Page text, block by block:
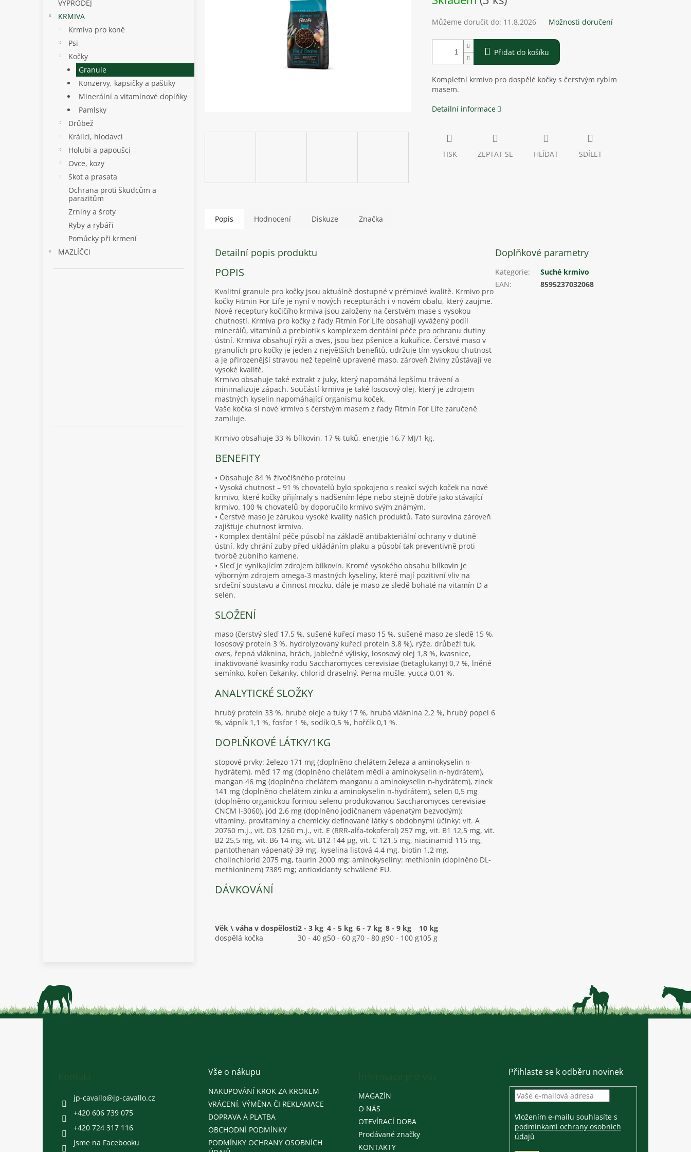
VÝPRODEJ
KRMIVA
Krmiva pro koně
Psi
Kočky
Granule
Konzervy, kapsičky a paštiky
Minerální a vitamínové doplňky
Pamlsky
Drůbež
Králíci, hlodavci
Holubi a papoušci
Ovce, kozy
Skot a prasata
Ochrana proti škudcům a
parazitům
Zrniny a šroty
Ryby a rybáři
Pomůcky při krmení
MAZLÍČCI
Můžeme doručit do: 11.8.2026 Možnosti doručení
Přidat do košíku
Kompletní krmivo pro dospělé kočky s čerstvým rybím
masem.
Detailní informace
TISK ZEPTAT SE HLÍDAT SDÍLET
Popis Hodnocení Diskuze Značka
Detailní popis produktu
POPIS
Kvalitní granule pro kočky jsou aktuálně dostupné v prémiové kvalitě. Krmivo pro
kočky Fitmin For Life je nyní v nových recepturách i v novém obalu, který zaujme.
Nové receptury kočičího krmiva jsou založeny na čerstvém mase s vysokou
chutností. Krmiva pro kočky z řady Fitmin For Life obsahují vyvážený podíl
minerálů, vitamínů a prebiotik s komplexem dentální péče pro ochranu dutiny
ústní. Krmiva obsahují rýži a oves, jsou bez pšenice a kukuřice. Čerstvé maso v
granulích pro kočky je jeden z největších benefitů, udržuje tím vysokou chutnost
a je přirozenější stravou než tepelně upravené maso, zároveň živiny zůstávají ve
vysoké kvalitě.
Krmivo obsahuje také extrakt z juky, který napomáhá lepšímu trávení a
minimalizuje zápach. Součástí krmiva je také lososový olej, který je zdrojem
mastných kyselin napomáhající organismu koček.
Vaše kočka si nové krmivo s čerstvým masem z řady Fitmin For Life zaručeně
zamiluje.
Krmivo obsahuje 33 % bílkovin, 17 % tuků, energie 16,7 MJ/1 kg.
BENEFITY
• Obsahuje 84 % živočišného proteinu
• Vysoká chutnost – 91 % chovatelů bylo spokojeno s reakcí svých koček na nové
krmivo, které kočky přijímaly s nadšením lépe nebo stejně dobře jako stávající
krmivo. 100 % chovatelů by doporučilo krmivo svým známým.
• Čerstvé maso je zárukou vysoké kvality našich produktů. Tato surovina zároveň
zajišťuje chutnost krmiva.
• Komplex dentální péče působí na základě antibakteriální ochrany v dutině
ústní, kdy chrání zuby před ukládáním plaku a působí tak preventivně proti
tvorbě zubního kamene.
• Sleď je vynikajícím zdrojem bílkovin. Kromě vysokého obsahu bílkovin je
výborným zdrojem omega-3 mastných kyseliny, které mají pozitivní vliv na
srdeční soustavu a činnost mozku, dále je maso ze sledě bohaté na vitamín D a
selen.
SLOŽENÍ
maso (čerstvý sleď 17,5 %, sušené kuřecí maso 15 %, sušené maso ze sledě 15 %,
lososový protein 3 %, hydrolyzovaný kuřecí protein 3,8 %), rýže, drůbeží tuk,
oves, řepná vláknina, hrách, jablečné výlisky, lososový olej 1,8 %, kvasnice,
inaktivované kvasinky rodu Saccharomyces cerevisiae (betaglukany) 0,7 %, lněné
semínko, kořen čekanky, chlorid draselný, Perna mušle, yucca 0,01 %.
ANALYTICKÉ SLOŽKY
hrubý protein 33 %, hrubé oleje a tuky 17 %, hrubá vláknina 2,2 %, hrubý popel 6
%, vápník 1,1 %, fosfor 1 %, sodík 0,5 %, hořčík 0,1 %.
DOPLŇKOVÉ LÁTKY/1KG
stopové prvky: železo 171 mg (doplněno chelátem železa a aminokyselin n-
hydrátem), měď 17 mg (doplněno chelátem mědi a aminokyselin n-hydrátem),
mangan 46 mg (doplněno chelátem manganu a aminokyselin n-hydrátem), zinek
141 mg (doplněno chelátem zinku a aminokyselin n-hydrátem), selen 0,5 mg
(doplněno organickou formou selenu produkovanou Saccharomyces cerevisiae
CNCM I-3060), jód 2,6 mg (doplněno jodičnanem vápenatým bezvodým);
vitamíny, provitamíny a chemicky definované látky s obdobnými účinky: vit. A
20760 m.j., vit. D3 1260 m.j., vit. E (RRR-alfa-tokoferol) 257 mg, vit. B1 12,5 mg, vit.
B2 25,5 mg, vit. B6 14 mg, vit. B12 144 µg, vit. C 121,5 mg, niacinamid 115 mg,
pantothenan vápenatý 39 mg, kyselina listová 4,4 mg, biotin 1,2 mg,
cholinchlorid 2075 mg, taurin 2000 mg; aminokyseliny: methionin (doplněno DL-
methioninem) 7389 mg; antioxidanty schválené EU.
DÁVKOVÁNÍ
Věk \ váha v dospělosti2 - 3 kg 4 - 5 kg 6 - 7 kg 8 - 9 kg
10 kg
dospělá kočka
30 - 40 g50 - 60 g70 - 80 g90 - 100 g105 g
Doplňkové parametry
Kategorie:
Suché krmivo
EAN: 8595237032068
Z
jp-cavallo@jp-cavallo.cz
+420 606 739 075
+420 724 317 116
Jsme na Facebooku
Vše o nákupu
NAKUPOVÁNÍ KROK ZA KROKEM
VRÁCENÍ, VÝMĚNA ČI REKLAMACE
DOPRAVA A PLATBA
OBCHODNÍ PODMÍNKY
PODMÍNKY OCHRANY OSOBNÍCH
MAGAZÍN
O NÁS
OTEVÍRACÍ DOBA
Prodávané značky
KONTAKTY
Přihlaste se k odběru novinek
Vložením e-mailu souhlasíte s
podmínkami ochrany osobních
údajů